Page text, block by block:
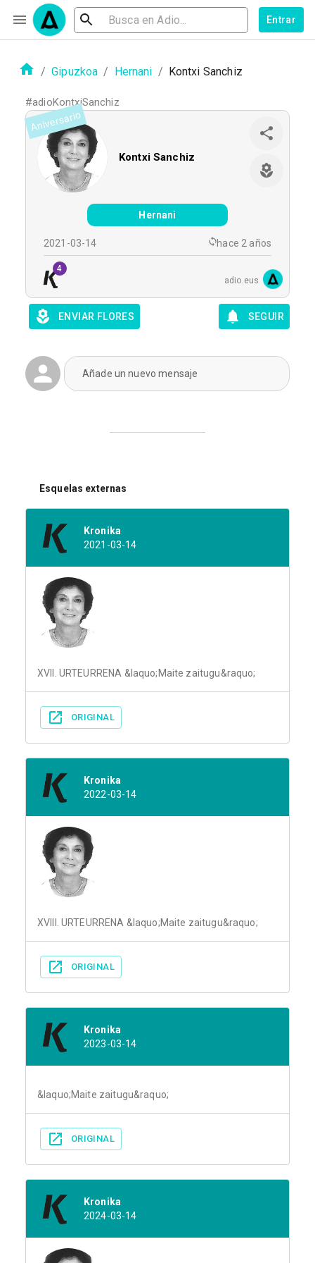
Entrar
/ Gipuzkoa / Hernani / Kontxi Sanchiz
#adioKontxiSanchiz
Aniversario
Kontxi Sanchiz
Hernani
2021-03-14 hace 2 años
4
adio.eus
ENVIAR FLORES SEGUIR
Añade un nuevo mensaje
Esquelas externas
Kronika
2021-03-14
XVII. URTEURRENA &laquo;Maite zaitugu&raquo;
ORIGINAL
Kronika
2022-03-14
XVIII. URTEURRENA &laquo;Maite zaitugu&raquo;
ORIGINAL
Kronika
2023-03-14
&laquo;Maite zaitugu&raquo;
ORIGINAL
Kronika
2024-03-14